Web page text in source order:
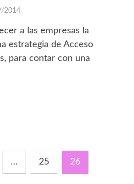
2014
a las empresas la
estrategia de Acceso
para contar con una
… 25 26